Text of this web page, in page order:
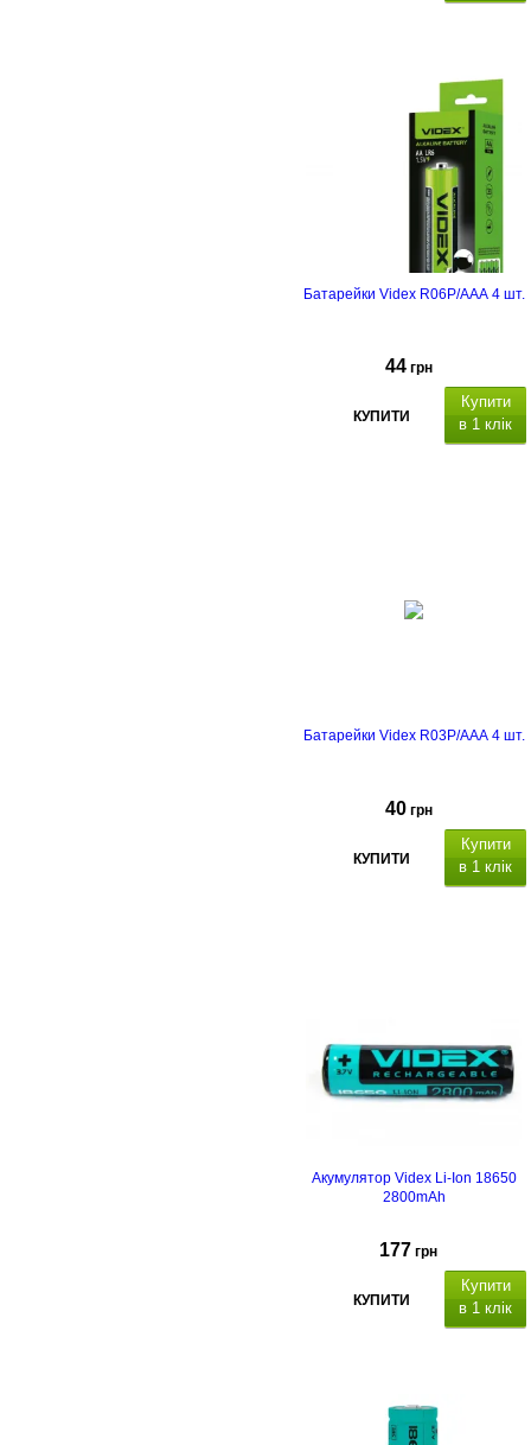
Батарейки Videx R06P/AAA 4 шт.
44 грн
КУПИТИ
Купити
в 1 клік
Батарейки Videx R03P/AAA 4 шт.
40 грн
КУПИТИ
Купити
в 1 клік
Акумулятор Videx Li-Ion 18650
2800mAh
177 грн
КУПИТИ
Купити
в 1 клік